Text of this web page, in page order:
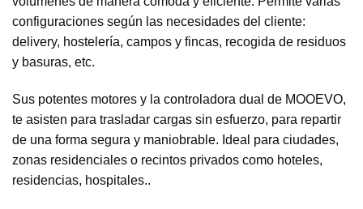
configuraciones según las necesidades del cliente:
delivery, hostelería, campos y fincas, recogida de residuos
y basuras, etc.
Sus potentes motores y la controladora dual de MOOEVO,
te asisten para trasladar cargas sin esfuerzo, para repartir
de una forma segura y maniobrable. Ideal para ciudades,
zonas residenciales o recintos privados como hoteles,
residencias, hospitales..